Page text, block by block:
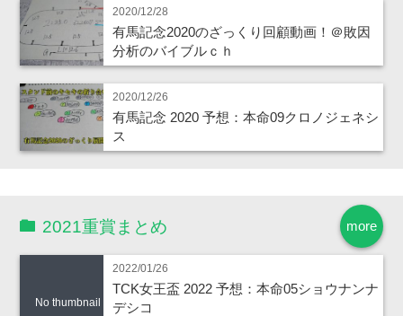
2020/12/28
有馬記念2020のざっくり回顧動画！＠敗因
分析のバイブルｃｈ
2020/12/26
有馬記念 2020 予想：本命09クロノジェネシ
ス
more
2021重賞まとめ
No thumbnail
2022/01/26
TCK女王盃 2022 予想：本命05ショウナンナ
デシコ